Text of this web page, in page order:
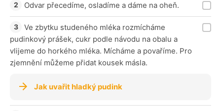
Odvar přecedíme, osladíme a dáme na oheň.
Ve zbytku studeného mléka rozmícháme
pudinkový prášek, cukr podle návodu na obalu a
vlijeme do horkého mléka. Mícháme a povaříme. Pro
zjemnění můžeme přidat kousek másla.
Jak uvařit hladký pudink